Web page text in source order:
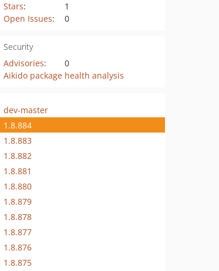
Stars:
1
Open Issues: 0
Security
Advisories:
0
Aikido package health analysis
dev-master
1.8.884
1.8.883
1.8.882
1.8.881
1.8.880
1.8.879
1.8.878
1.8.877
1.8.876
1.8.875